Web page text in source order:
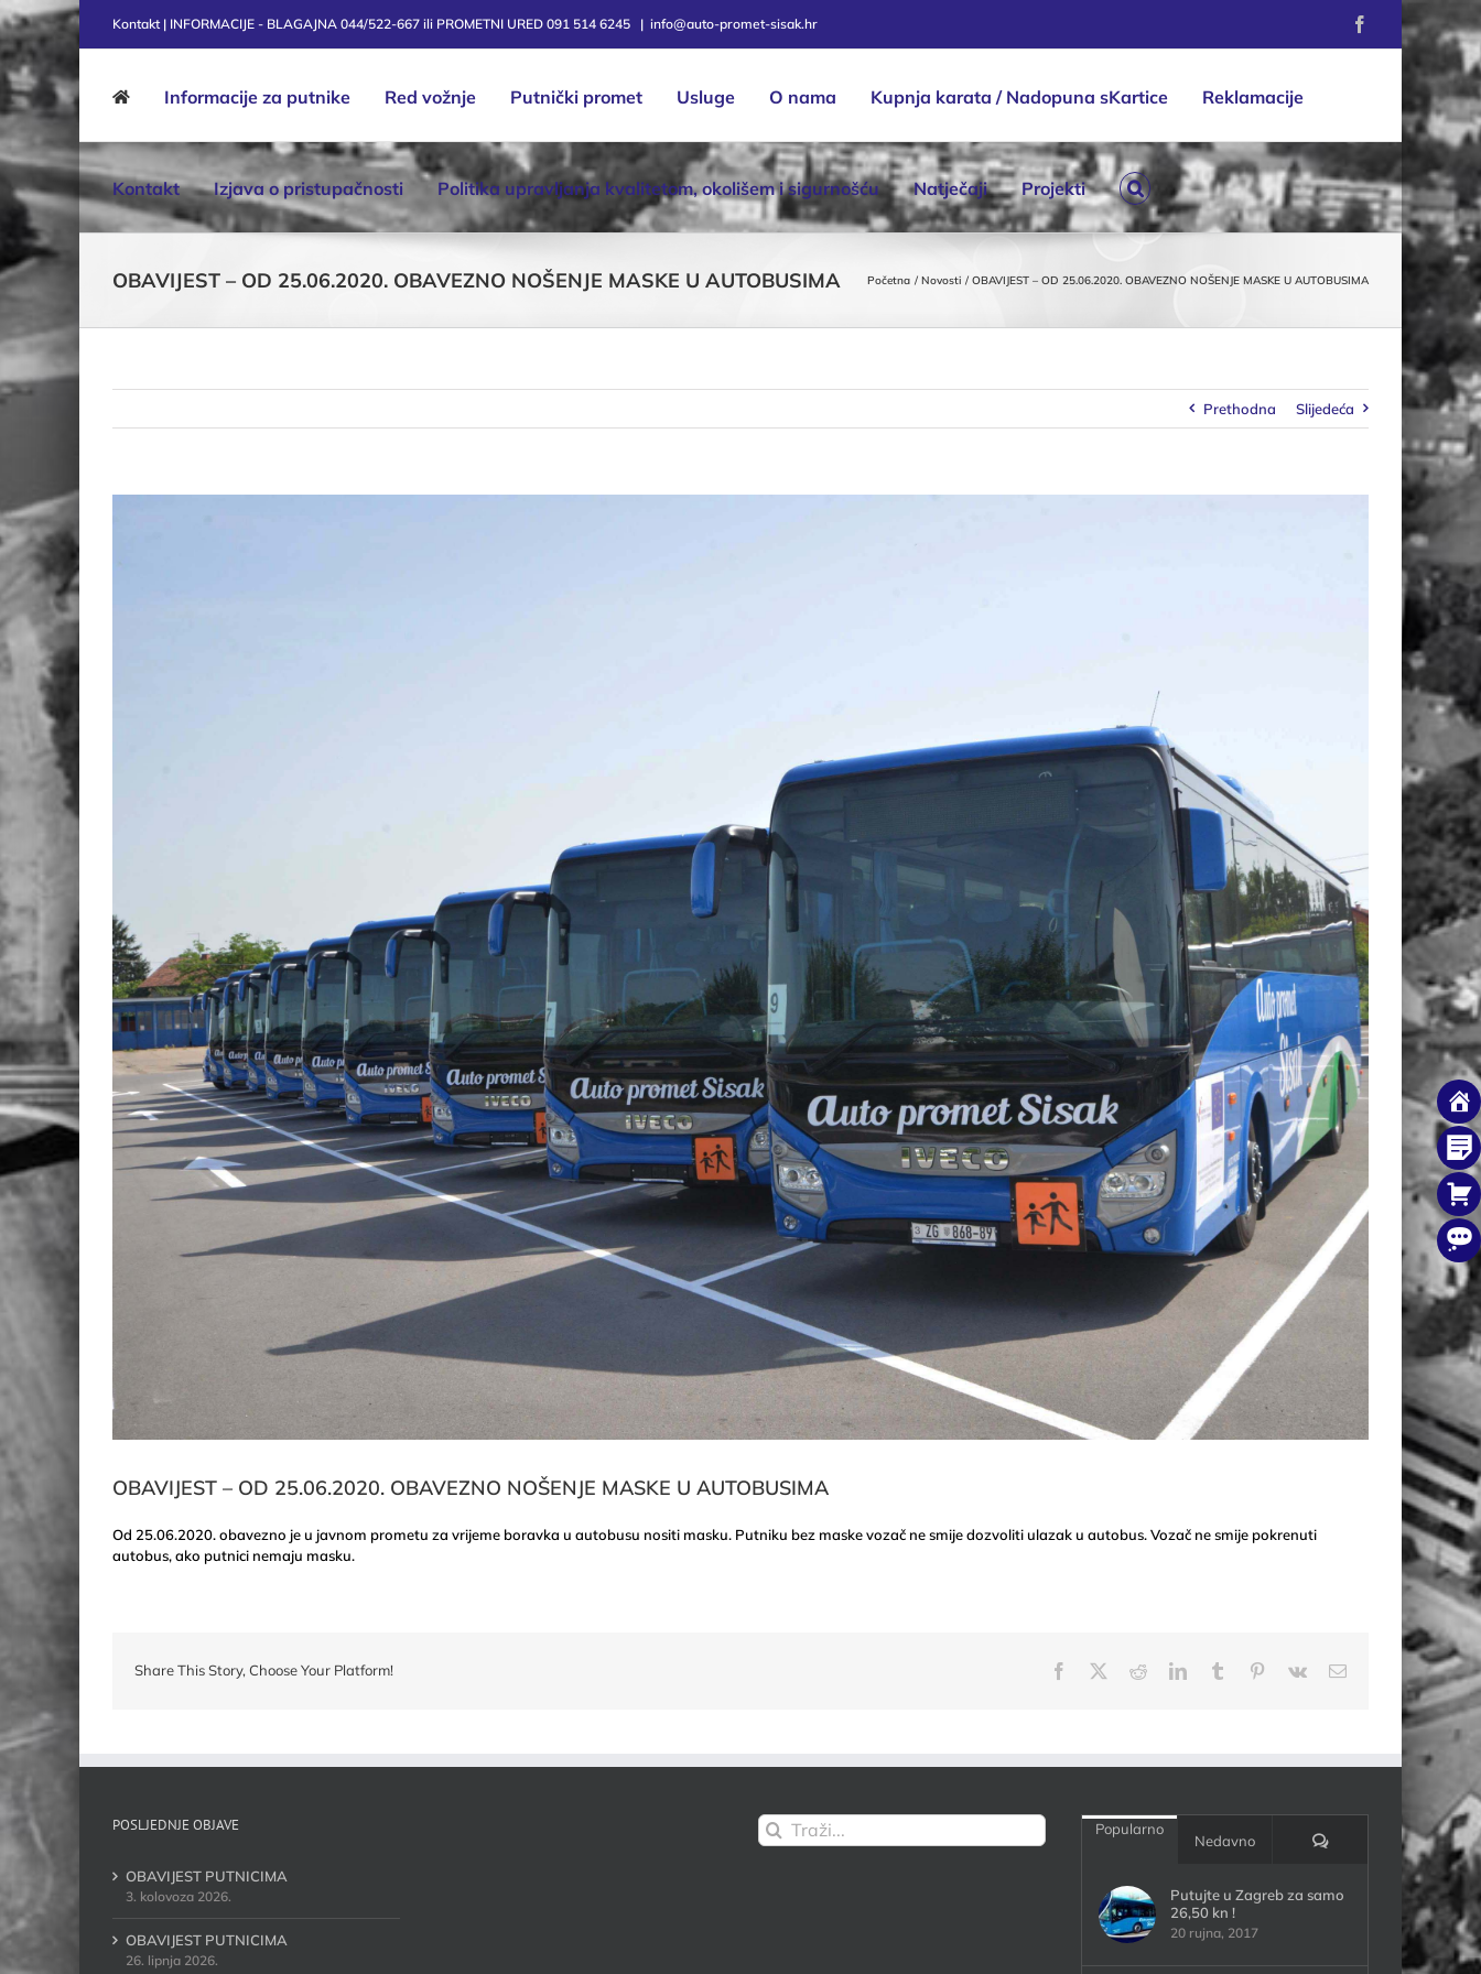
Skip
to
content
Kontakt | INFORMACIJE - BLAGAJNA 044/522-667 ili PROMETNI URED 091 514 6245 | info@auto-promet-sisak.hr Facebook
Informacije za putnike Red vožnje Putnički promet Usluge O nama Kupnja karata / Nadopuna sKartice Reklamacije
Kontakt Izjava o pristupačnosti Politika upravljanja kvalitetom, okolišem i sigurnošću Natječaji Projekti
OBAVIJEST – OD 25.06.2020. OBAVEZNO NOŠENJE MASKE U AUTOBUSIMA Početna Novosti OBAVIJEST – OD 25.06.2020. OBAVEZNO NOŠENJE MASKE U AUTOBUSIMA
Prethodna Slijedeća
OBAVIJEST – OD 25.06.2020. OBAVEZNO NOŠENJE MASKE U AUTOBUSIMA
Od 25.06.2020. obavezno je u javnom prometu za vrijeme boravka u autobusu nositi masku. Putniku bez maske vozač ne smije dozvoliti ulazak u autobus. Vozač ne smije pokrenuti
autobus, ako putnici nemaju masku.
Share This Story, Choose Your Platform! Facebook RedditLinkedInTumblr Pinterest
Vk Email:
POSLJEDNJE OBJAVE
OBAVIJEST PUTNICIMA
3. kolovoza 2026.
OBAVIJEST PUTNICIMA
26. lipnja 2026.
Traži... Popularno
Nedavno Komentari:
Putujte u Zagreb za samo
26,50 kn !
20 rujna, 2017